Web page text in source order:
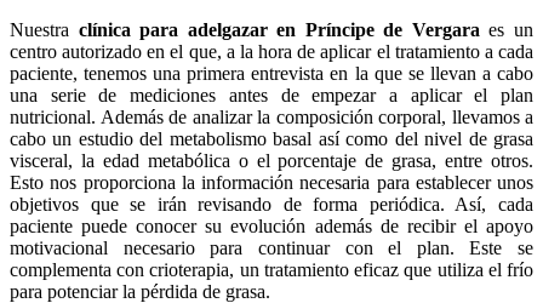
Nuestra clínica para adelgazar en Príncipe de Vergara es un
centro autorizado en el que, a la hora de aplicar el tratamiento a cada
paciente, tenemos una primera entrevista en la que se llevan a cabo
una serie de mediciones antes de empezar a aplicar el plan
nutricional. Además de analizar la composición corporal, llevamos a
cabo un estudio del metabolismo basal así como del nivel de grasa
visceral, la edad metabólica o el porcentaje de grasa, entre otros.
Esto nos proporciona la información necesaria para establecer unos
objetivos que se irán revisando de forma periódica. Así, cada
paciente puede conocer su evolución además de recibir el apoyo
motivacional necesario para continuar con el plan. Este se
complementa con crioterapia, un tratamiento eficaz que utiliza el frío
para potenciar la pérdida de grasa.